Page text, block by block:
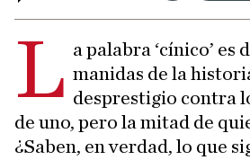
L a palabra ‘cínico’ es
manidas de la
desprestigio contra
de uno, pero la mitad de
¿Saben, en verdad, lo que